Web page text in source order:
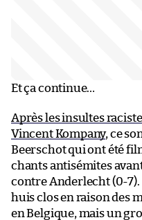
Et ça continue…
Après les insultes
Vincent Kompany, ce
Beerschot qui ont été
chants antisémites
contre Anderlecht (0-7).
huis clos en raison des
en Belgique, mais un